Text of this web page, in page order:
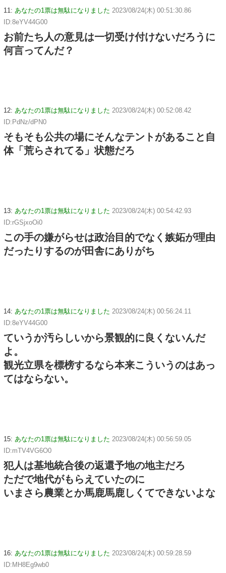
11: あなたの1票は無駄になりました 2023/08/24(木) 00:51:30.86
ID:8eYV44G00
お前たち人の意見は一切受け付けないだろうに
何言ってんだ？
12: あなたの1票は無駄になりました 2023/08/24(木) 00:52:08.42
ID:PdNz/dPN0
そもそも公共の場にそんなテントがあること自
体「荒らされてる」状態だろ
13: あなたの1票は無駄になりました 2023/08/24(木) 00:54:42.93
ID:rGSjxoOi0
この手の嫌がらせは政治目的でなく嫉妬が理由
だったりするのが田舎にありがち
14: あなたの1票は無駄になりました 2023/08/24(木) 00:56:24.11
ID:8eYV44G00
ていうか汚らしいから景観的に良くないんだ
よ。
観光立県を標榜するなら本来こういうのはあっ
てはならない。
15: あなたの1票は無駄になりました 2023/08/24(木) 00:56:59.05
ID:mTV4VG6O0
犯人は基地統合後の返還予地の地主だろ
ただで地代がもらえていたのに
いまさら農業とか馬鹿馬鹿しくてできないよな
16: あなたの1票は無駄になりました 2023/08/24(木) 00:59:28.59
ID:MH8Eg9wb0